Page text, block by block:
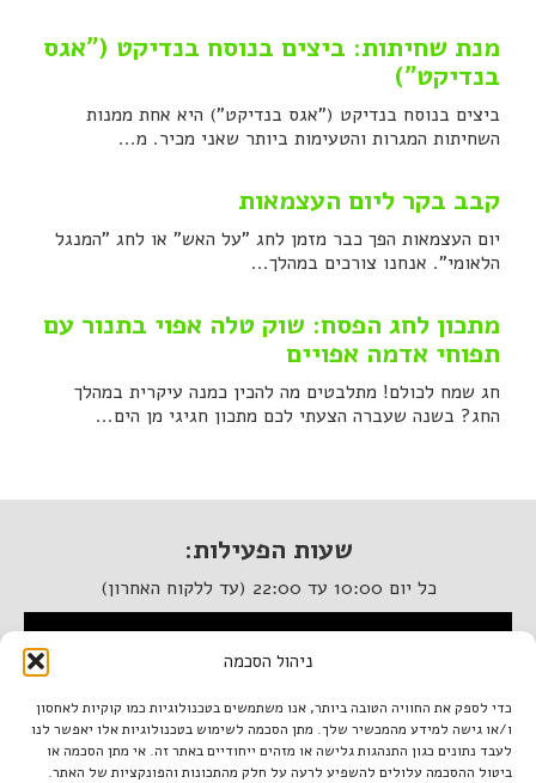
ניהול הסכמה
כדי לספק את החוויה הטובה ביותר, אנו משתמשים בטכנולוגיות כמו קוקיות לאחסון
ו/או גישה למידע מהמכשיר שלך. מתן הסכמה לשימוש בטכנולוגיות אלו יאפשר לנו
לעבד נתונים כגון התנהגות גלישה או מזהים ייחודיים באתר זה. אי מתן הסכמה או
ביטול ההסכמה עלולים להשפיע לרעה על חלק מהתכונות והפונקציות של האתר.
מנת שחיתות: ביצים בנוסח בנדיקט ("אגס
בנדיקט")
ביצים בנוסח בנדיקט ("אגס בנדיקט") היא אחת ממנות
השחיתות המגרות והטעימות ביותר שאני מכיר. מ...
קבב בקר ליום העצמאות
יום העצמאות הפך כבר מזמן לחג "על האש" או לחג "המנגל
הלאומי". אנחנו צורכים במהלך...
מתכון לחג הפסח: שוק טלה אפוי בתנור עם
תפוחי אדמה אפויים
חג שמח לכולם! מתלבטים מה להכין כמנה עיקרית במהלך
החג? בשנה שעברה הצעתי לכם מתכון חגיגי מן הים...
שעות הפעילות:
כל יום 10:00 עד 22:00 (עד ללקוח האחרון)
המסעדה נגישה לנכים
איטלקיה בתחנה
מתחם התחנה, תל אביב.
טל. 03-933-1922